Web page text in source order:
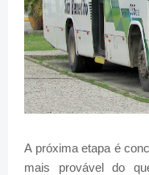
A próxima etapa é
mais provável do